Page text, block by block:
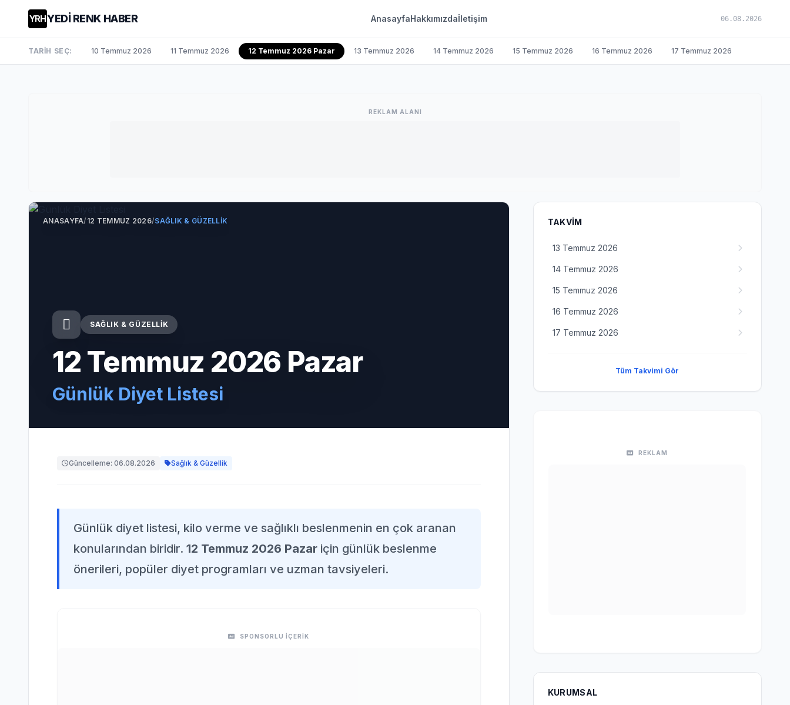
YRHYEDİ RENK HABER AnasayfaHakkımızdaİletişim 06.08.2026
TARİH SEÇ: 10 Temmuz 2026 11 Temmuz 2026 12 Temmuz 2026 Pazar 13 Temmuz 2026 14 Temmuz 2026 15 Temmuz 2026 16 Temmuz 2026 17 Temmuz 2026
REKLAM ALANI
ANASAYFA/12 TEMMUZ 2026/SAĞLIK & GÜZELLIK
SAĞLIK & GÜZELLIK
12 Temmuz 2026 Pazar
Günlük Diyet Listesi
Güncelleme: 06.08.2026 Sağlık & Güzellik
Günlük diyet listesi, kilo verme ve sağlıklı beslenmenin en çok aranan
konularından biridir. 12 Temmuz 2026 Pazar için günlük beslenme
önerileri, popüler diyet programları ve uzman tavsiyeleri.
SPONSORLU İÇERİK
TAKVIM
13 Temmuz 2026
14 Temmuz 2026
15 Temmuz 2026
16 Temmuz 2026
17 Temmuz 2026
Tüm Takvimi Gör
REKLAM
KURUMSAL